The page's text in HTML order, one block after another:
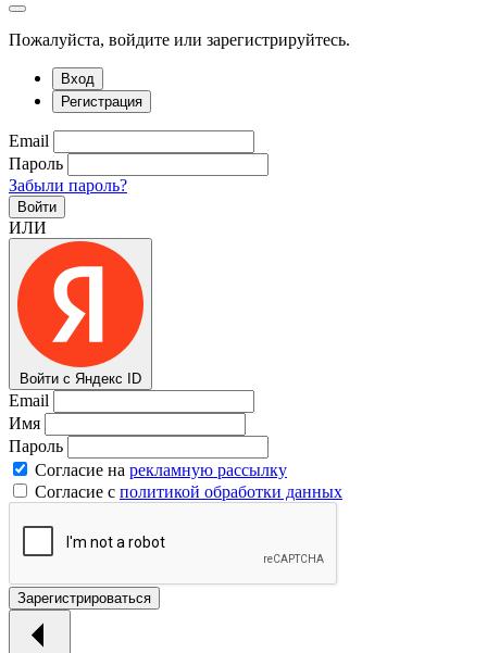
Пожалуйста, войдите или зарегистрируйтесь.
Вход
Регистрация
Email
Пароль
Забыли пароль?
Войти
ИЛИ
Войти с Яндекс ID
Email
Имя
Пароль
Согласие на рекламную рассылку
Согласие с политикой обработки данных
Зарегистрироваться